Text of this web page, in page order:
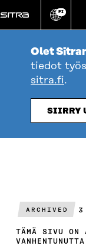
suoraan
sisältöön
Vaihda
kieli
FI
Olet
tiedot
sitra.fi.
SIIRRY
ARCHIVED 3
TÄMÄ SIVU ON